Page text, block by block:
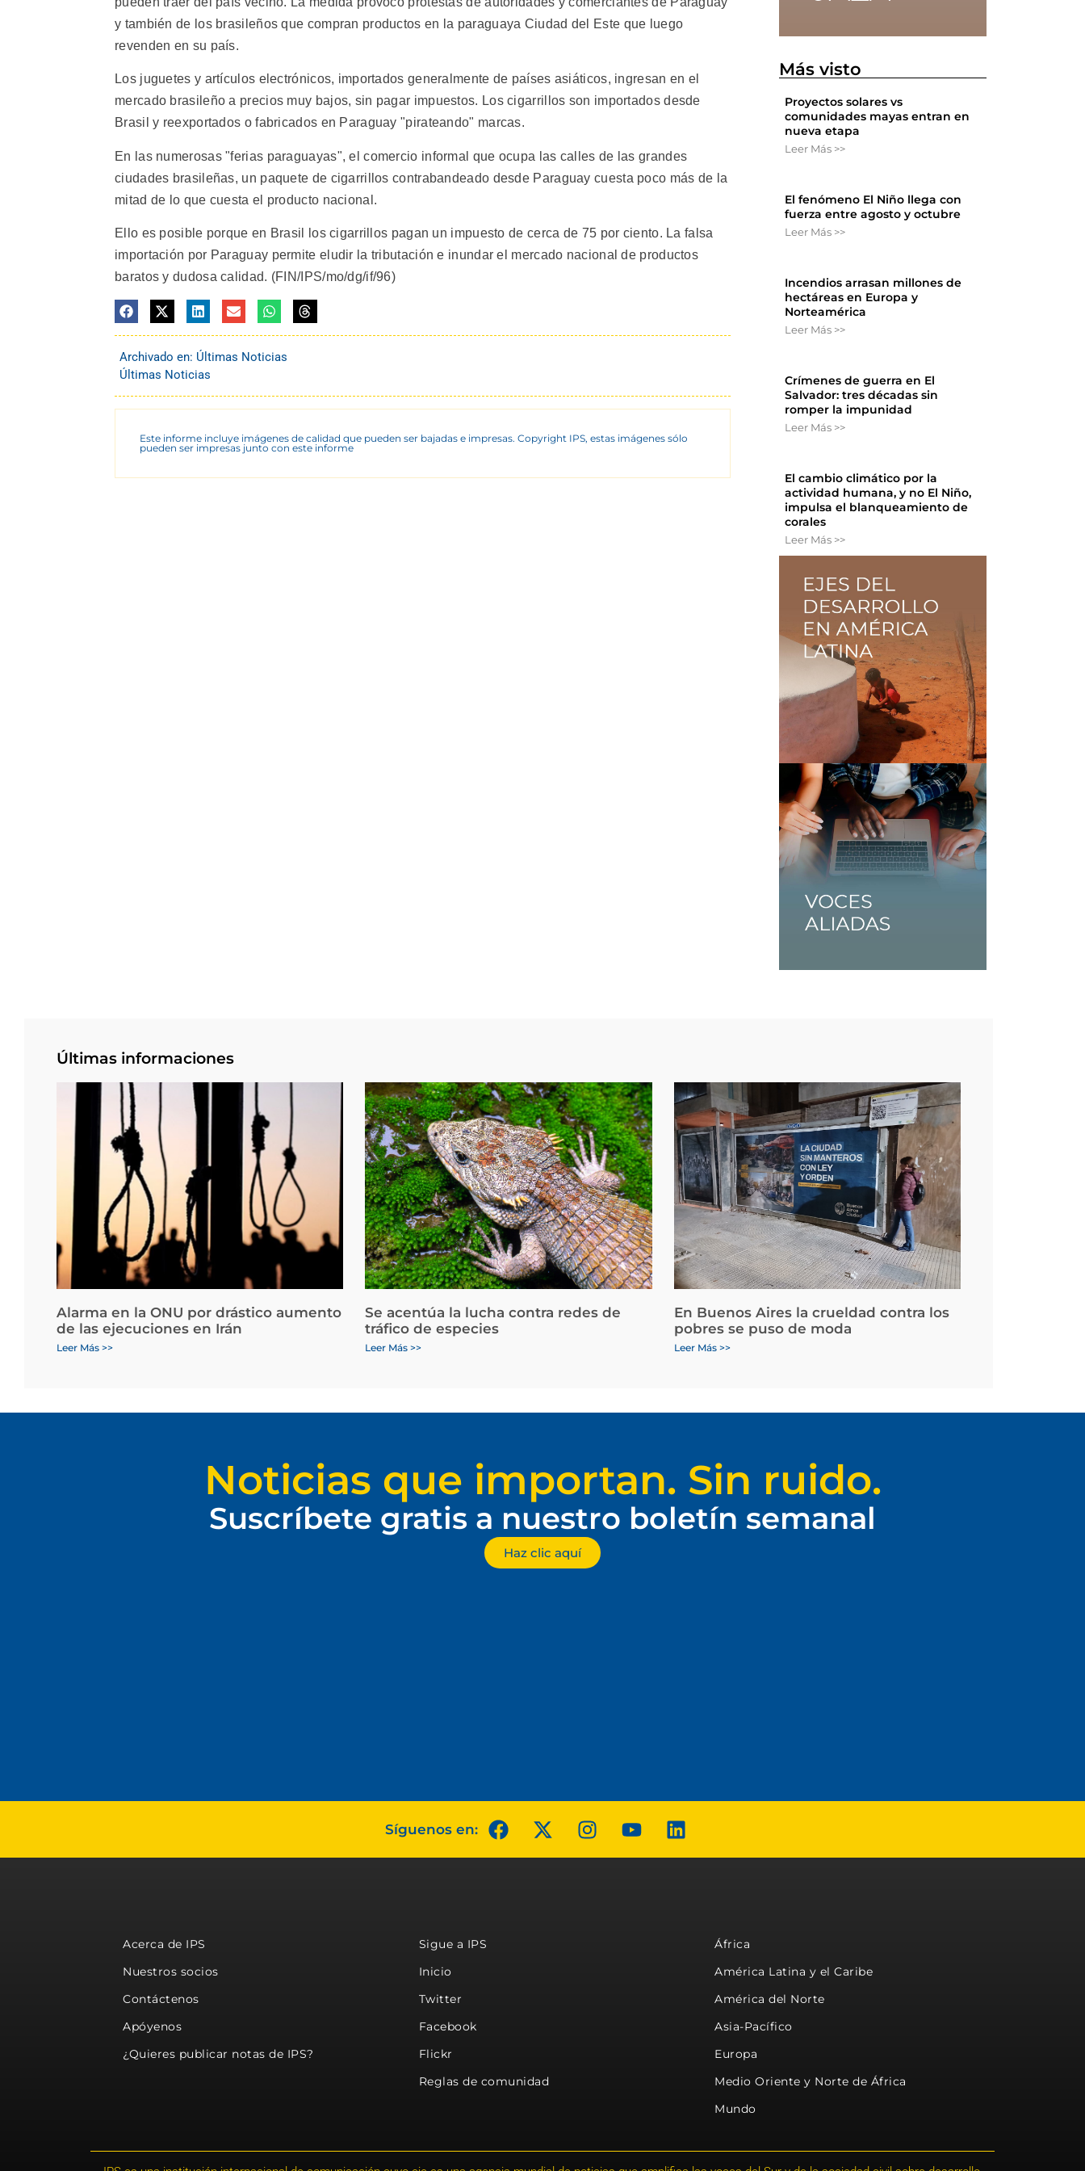
y también de los brasileños que compran productos en la paraguaya Ciudad del Este que luego
revenden en su país.
Los juguetes y artículos electrónicos, importados generalmente de países asiáticos, ingresan en el
mercado brasileño a precios muy bajos, sin pagar impuestos. Los cigarrillos son importados desde
Brasil y reexportados o fabricados en Paraguay "pirateando" marcas.
En las numerosas "ferias paraguayas", el comercio informal que ocupa las calles de las grandes
ciudades brasileñas, un paquete de cigarrillos contrabandeado desde Paraguay cuesta poco más de la
mitad de lo que cuesta el producto nacional.
Ello es posible porque en Brasil los cigarrillos pagan un impuesto de cerca de 75 por ciento. La falsa
importación por Paraguay permite eludir la tributación e inundar el mercado nacional de productos
baratos y dudosa calidad. (FIN/IPS/mo/dg/if/96)
Archivado en: Últimas Noticias
Últimas Noticias
Este informe incluye imágenes de calidad que pueden ser bajadas e impresas. Copyright IPS, estas imágenes sólo
pueden ser impresas junto con este informe
Más visto
Proyectos solares vs
comunidades mayas entran en
nueva etapa
Leer Más >>
El fenómeno El Niño llega con
fuerza entre agosto y octubre
Leer Más >>
Incendios arrasan millones de
hectáreas en Europa y
Norteamérica
Leer Más >>
Crímenes de guerra en El
Salvador: tres décadas sin
romper la impunidad
Leer Más >>
El cambio climático por la
actividad humana, y no El Niño,
impulsa el blanqueamiento de
corales
Leer Más >>
Últimas informaciones
Alarma en la ONU por drástico aumento
de las ejecuciones en Irán
Leer Más >>
Se acentúa la lucha contra redes de
tráfico de especies
Leer Más >>
En Buenos Aires la crueldad contra los
pobres se puso de moda
Leer Más >>
Noticias que importan. Sin ruido.
Suscríbete gratis a nuestro boletín semanal
Haz clic aquí
Síguenos en:
Acerca de IPS
Nuestros socios
Contáctenos
Apóyenos
¿Quieres publicar notas de IPS?
Sigue a IPS
Inicio
Twitter
Facebook
Flickr
Reglas de comunidad
África
América Latina y el Caribe
América del Norte
Asia-Pacífico
Europa
Medio Oriente y Norte de África
Mundo